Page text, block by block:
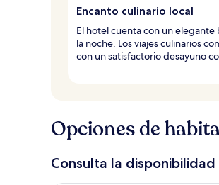
Encanto culinario local
El hotel cuenta con un elegante
la noche. Los viajes culinarios
con un satisfactorio desayuno
Opciones de
Consulta la